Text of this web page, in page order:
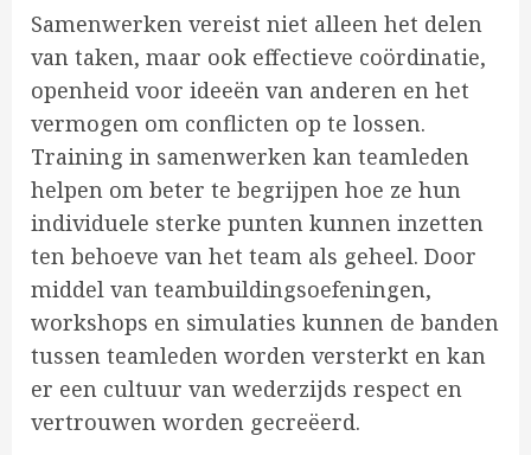
Samenwerken vereist niet alleen het delen
van taken, maar ook effectieve coördinatie,
openheid voor ideeën van anderen en het
vermogen om conflicten op te lossen.
Training in samenwerken kan teamleden
helpen om beter te begrijpen hoe ze hun
individuele sterke punten kunnen inzetten
ten behoeve van het team als geheel. Door
middel van teambuildingsoefeningen,
workshops en simulaties kunnen de banden
tussen teamleden worden versterkt en kan
er een cultuur van wederzijds respect en
vertrouwen worden gecreëerd.